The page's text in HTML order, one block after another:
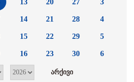
14
15
16
21
22
23
28
29
30
4
5
6